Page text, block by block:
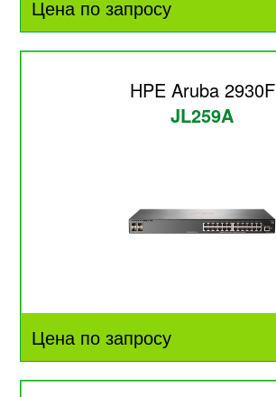
Цена по запросу
HPE Aruba 2930F
JL259A
Цена по запросу